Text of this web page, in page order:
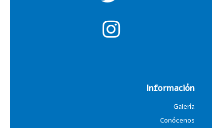
Información
Galería
Conócenos